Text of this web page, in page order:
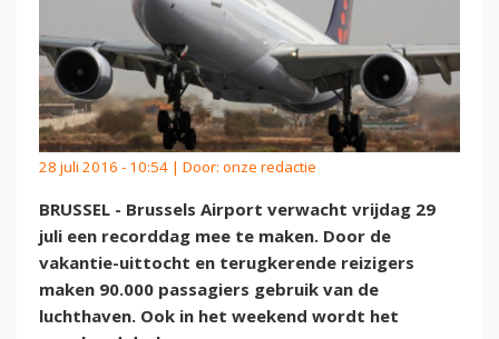
28 juli 2016 - 10:54 | Door: onze redactie
BRUSSEL - Brussels Airport verwacht vrijdag 29
juli een recorddag mee te maken. Door de
vakantie-uittocht en terugkerende reizigers
maken 90.000 passagiers gebruik van de
luchthaven. Ook in het weekend wordt het